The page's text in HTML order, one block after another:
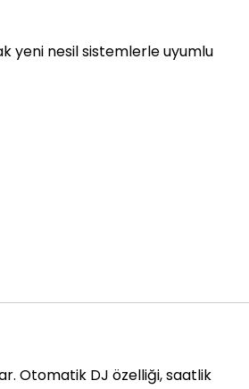
yeni nesil sistemlerle uyumlu
Otomatik DJ özelliği, saatlik